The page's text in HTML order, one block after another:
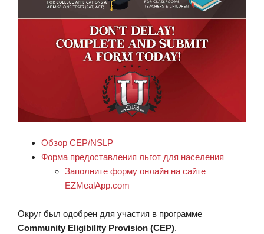
Обзор CEP/NSLP
Форма предоставления льгот для населения
Заполните форму онлайн на сайте
EZMealApp.com
Округ был одобрен для участия в программе
Community Eligibility Provision (CEP).